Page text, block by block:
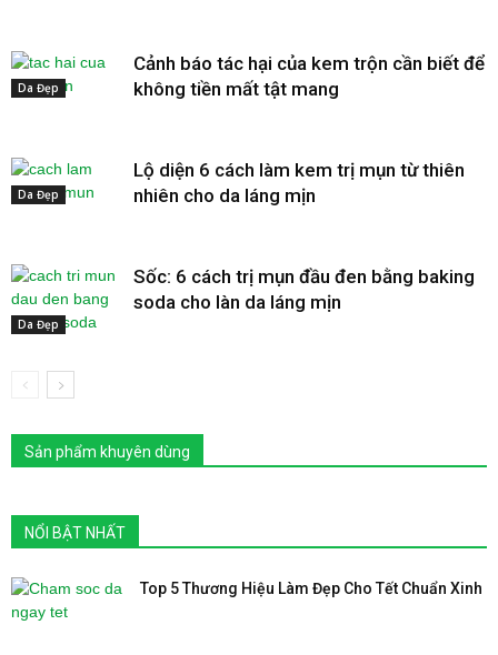
Da Đẹp
Cảnh báo tác hại của kem trộn cần biết để
không tiền mất tật mang
Da Đẹp
Lộ diện 6 cách làm kem trị mụn từ thiên
nhiên cho da láng mịn
Da Đẹp
Sốc: 6 cách trị mụn đầu đen bằng baking
soda cho làn da láng mịn
Sản phẩm khuyên dùng
NỔI BẬT NHẤT
Top 5 Thương Hiệu Làm Đẹp Cho Tết Chuẩn Xinh